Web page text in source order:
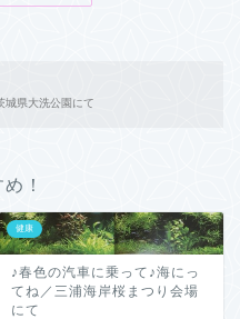
城県大洗公園にて
！
健康
♪春色の汽車に乗って♪海にっ
てね／三浦海岸桜まつり会場
にて